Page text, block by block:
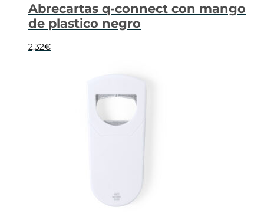
Abrecartas q-connect con mango
de plastico negro
2,32€